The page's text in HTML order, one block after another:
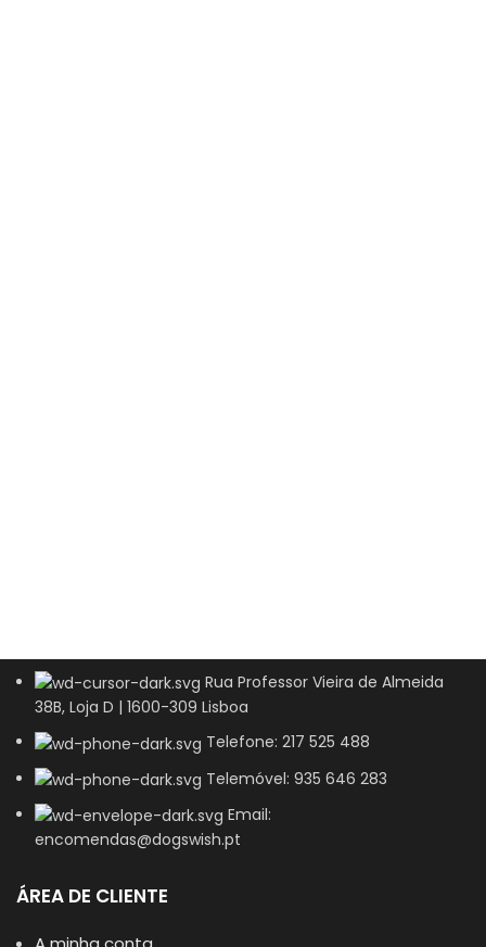
Rua Professor Vieira de Almeida
38B, Loja D | 1600-309 Lisboa
Telefone: 217 525 488
Telemóvel: 935 646 283
Email:
encomendas@dogswish.pt
ÁREA DE CLIENTE